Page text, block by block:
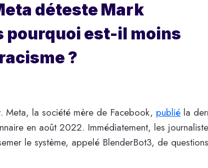
déteste Mark
pourquoi est-il moins
?
Meta, la société mère de Facebook, publié la
en août 2022. Immédiatement, les
le système, appelé BlenderBot3, de